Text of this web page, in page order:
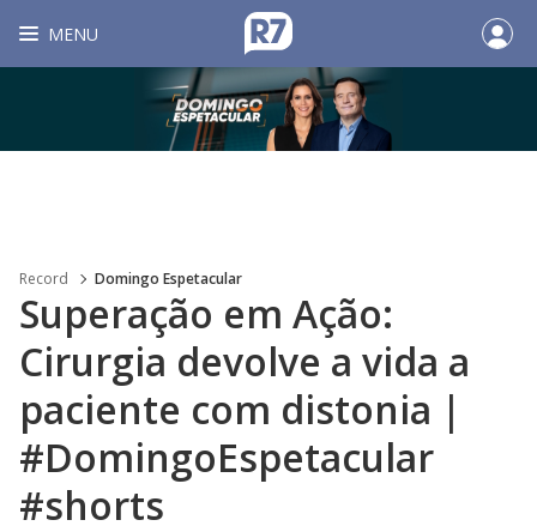
MENU
Record Domingo Espetacular
Superação em Ação:
Cirurgia devolve a vida a
paciente com distonia |
#DomingoEspetacular
#shorts